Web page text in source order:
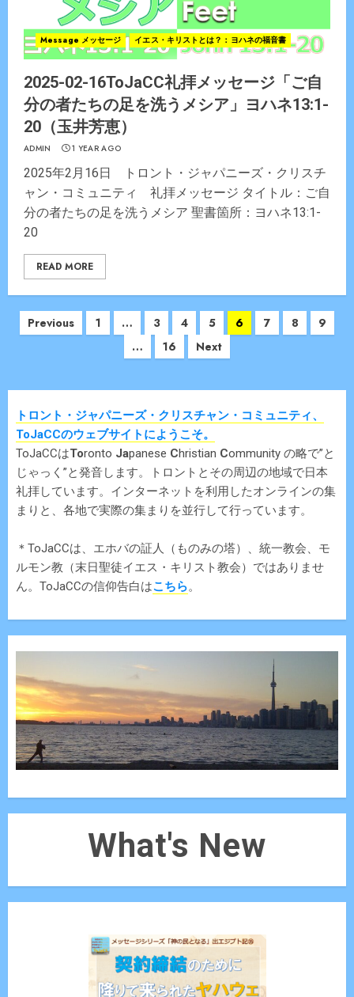
Message メッセージ イエス・キリストとは？：ヨハネの福音書
2025-02-16ToJaCC礼拝メッセージ「ご自
分の者たちの足を洗うメシア」ヨハネ13:1-
20（玉井芳恵）
ADMIN 1 YEAR AGO
2025年2月16日 トロント・ジャパニーズ・クリスチ
ャン・コミュニティ 礼拝メッセージ タイトル：ご自
分の者たちの足を洗うメシア 聖書箇所：ヨハネ13:1-
20
READ MORE
Posts
Previous 1 … 3 4 5 6 7 8
9
…
16 Next
トロント・ジャパニーズ・クリスチャン・コミュニティ、
ToJaCCのウェブサイトにようこそ。
ToJaCCはToronto Japanese Christian Community の略で”と
じゃっく”と発音します。トロントとその周辺の地域で日本
礼拝しています。インターネットを利用したオンラインの集
まりと、各地で実際の集まりを並行して行っています。
＊ToJaCCは、エホバの証人（ものみの塔）、統一教会、モ
ルモン教（末日聖徒イエス・キリスト教会）ではありませ
ん。ToJaCCの信仰告白はこちら。
What's New